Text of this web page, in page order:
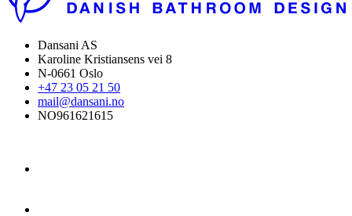
Dansani AS
Karoline Kristiansens vei 8
N-0661 Oslo
+47 23 05 21 50
mail@dansani.no
NO961621615